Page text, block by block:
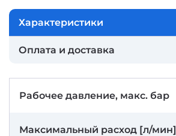
Характеристики
Оплата и доставка
Рабочее давление, макс. бар
Максимальный расход [л/мин]